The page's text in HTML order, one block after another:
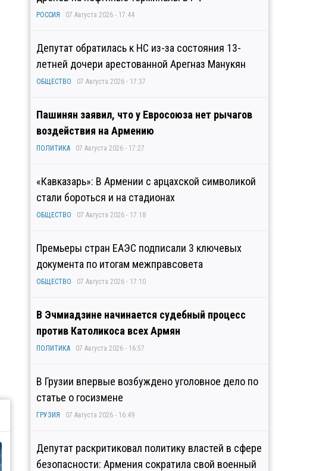
РОССИЯ 07 Августа 2026 - 17:44
Депутат обратилась к НС из-за состояния 13-
летней дочери арестованной Арегназ Манукян
ОБЩЕСТВО 07 Августа 2026 - 17:37
Пашинян заявил, что у Евросоюза нет рычагов
воздействия на Армению
ПОЛИТИКА 07 Августа 2026 - 17:27
«Кавказарь»: В Армении с арцахской символикой
стали бороться и на стадионах
ОБЩЕСТВО 07 Августа 2026 - 17:18
Премьеры стран ЕАЭС подписали 3 ключевых
документа по итогам межправсовета
ОБЩЕСТВО 07 Августа 2026 - 17:10
В Эчмиадзине начинается судебный процесс
против Католикоса всех Армян
ПОЛИТИКА 07 Августа 2026 - 16:57
В Грузии впервые возбуждено уголовное дело по
статье о госизмене
ГРУЗИЯ 07 Августа 2026 - 16:49
Депутат раскритиковал политику властей в сфере
безопасности: Армения сократила свой военный